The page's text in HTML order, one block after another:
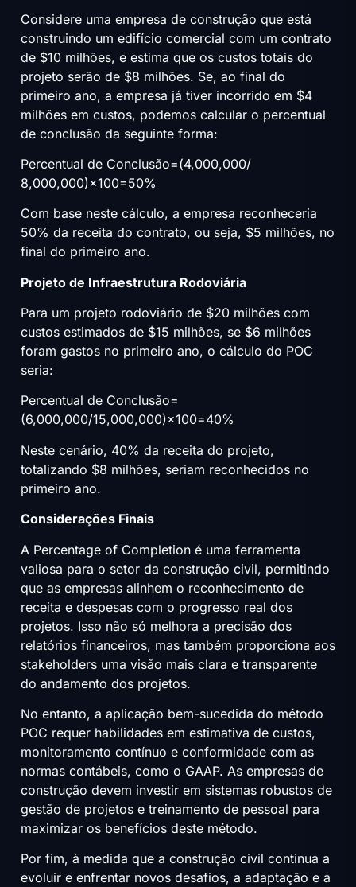
Considere uma empresa de construção que está
construindo um edifício comercial com um contrato
de $10 milhões, e estima que os custos totais do
projeto serão de $8 milhões. Se, ao final do
primeiro ano, a empresa já tiver incorrido em $4
milhões em custos, podemos calcular o percentual
de conclusão da seguinte forma:
Percentual de Conclusão=(4,000,000/
8,000,000)×100=50%
Com base neste cálculo, a empresa reconheceria
50% da receita do contrato, ou seja, $5 milhões, no
final do primeiro ano.
Projeto de Infraestrutura Rodoviária
Para um projeto rodoviário de $20 milhões com
custos estimados de $15 milhões, se $6 milhões
foram gastos no primeiro ano, o cálculo do POC
seria:
Percentual de Conclusão=
(6,000,000/15,000,000)×100=40%
Neste cenário, 40% da receita do projeto,
totalizando $8 milhões, seriam reconhecidos no
primeiro ano.
Considerações Finais
A Percentage of Completion é uma ferramenta
valiosa para o setor da construção civil, permitindo
que as empresas alinhem o reconhecimento de
receita e despesas com o progresso real dos
projetos. Isso não só melhora a precisão dos
relatórios financeiros, mas também proporciona aos
stakeholders uma visão mais clara e transparente
do andamento dos projetos.
No entanto, a aplicação bem-sucedida do método
POC requer habilidades em estimativa de custos,
monitoramento contínuo e conformidade com as
normas contábeis, como o GAAP. As empresas de
construção devem investir em sistemas robustos de
gestão de projetos e treinamento de pessoal para
maximizar os benefícios deste método.
Por fim, à medida que a construção civil continua a
evoluir e enfrentar novos desafios, a adaptação e a